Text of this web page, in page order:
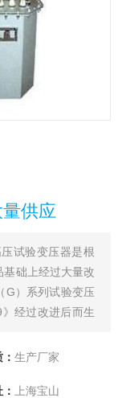
供应
试验变压器是根
础上经过大量改
G）系列试验变压
经过改进后而生
生产厂家
上海宝山